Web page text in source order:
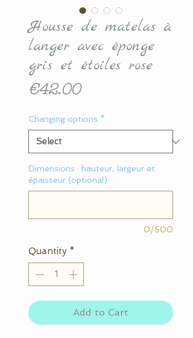
Housse de matelas à
langer avec éponge
gris et étoiles rose
€42.00Price
Changing options *
Dimensions : hauteur, largeur et
épaisseur (optional)
0/500
Quantity *
Add to Cart